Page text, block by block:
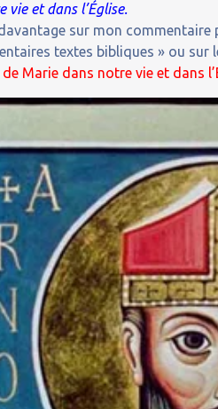
vie et dans l’Église.
sur mon
textes bibliques » ou sur
de Marie dans notre vie et dans